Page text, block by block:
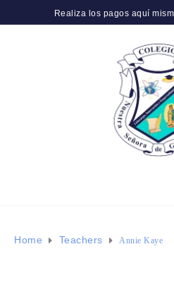
Realiza los pagos aquí
Home Teachers Annie Kaye